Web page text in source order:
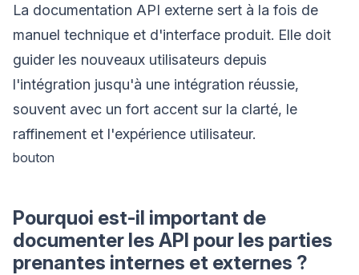
La documentation API externe sert à la fois de
manuel technique et d'interface produit. Elle doit
guider les nouveaux utilisateurs depuis
l'intégration jusqu'à une intégration réussie,
souvent avec un fort accent sur la clarté, le
raffinement et l'expérience utilisateur.
bouton
Pourquoi est-il important de
documenter les API pour les parties
prenantes internes et externes ?